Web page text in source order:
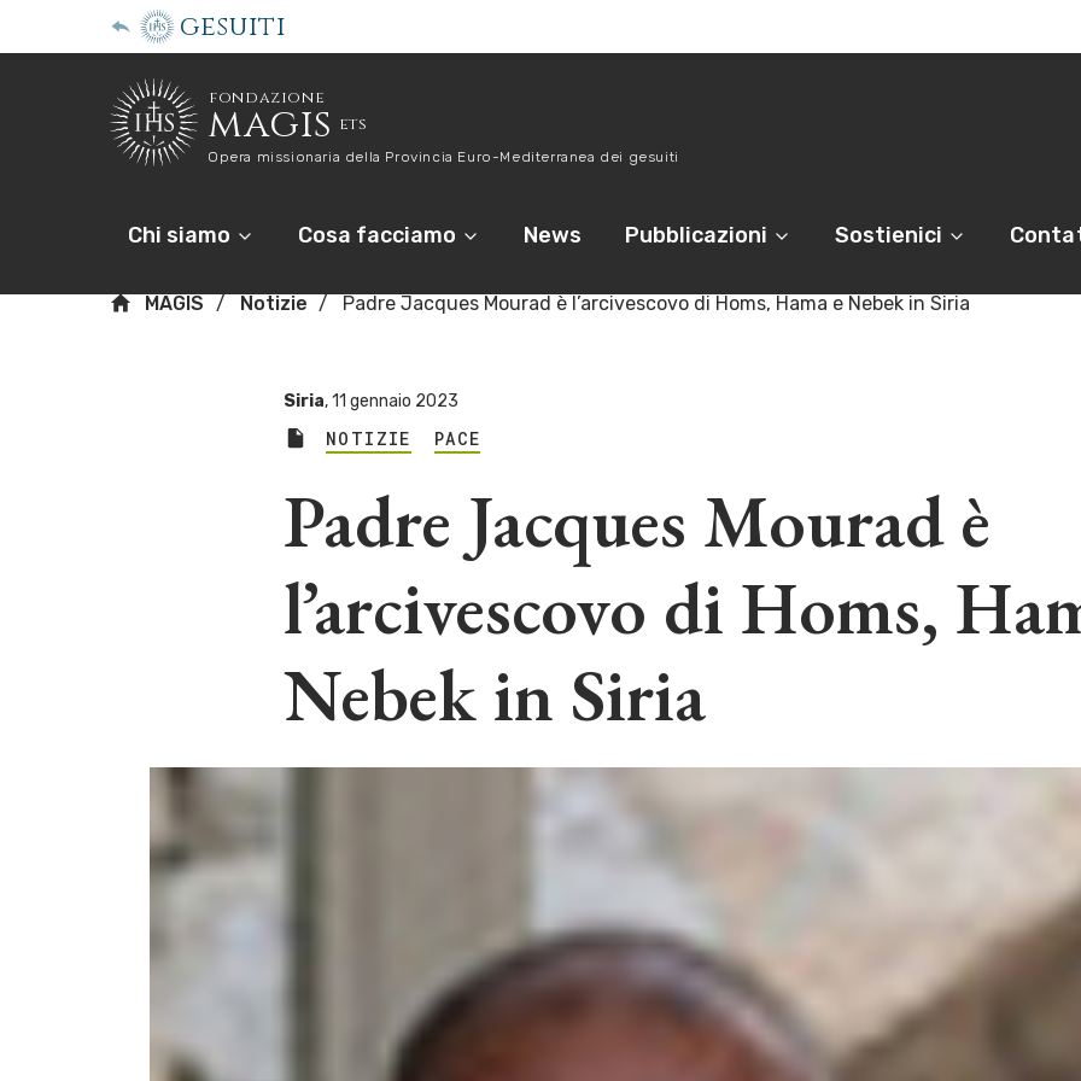
gesuiti
fondazione
magis ets
Opera missionaria della Provincia Euro-Mediterranea dei gesuiti
Chi siamo Cosa facciamo News Pubblicazioni Sostienici
MAGIS Notizie Padre Jacques Mourad è l’arcivescovo di Homs, Hama e Nebek in Siria
Siria,11 gennaio 2023
NOTIZIE PACE
Padre Jacques Mourad è
l’arcivescovo di Homs,
Nebek in Siria